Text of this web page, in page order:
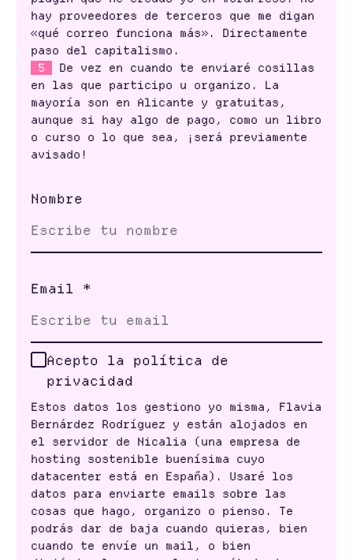
hay proveedores de terceros que me digan
«qué correo funciona más». Directamente
paso del capitalismo.
5
De vez en cuando te enviaré cosillas
en las que participo u organizo. La
mayoría son en Alicante y gratuitas,
aunque si hay algo de pago, como un libro
o curso o lo que sea, ¡será previamente
avisado!
Nombre
Email *
Acepto la política de
privacidad
Estos datos los gestiono yo misma, Flavia
Bernárdez Rodríguez y están alojados en
el servidor de Nicalia (una empresa de
hosting sostenible buenísima cuyo
datacenter está en España). Usaré los
datos para enviarte emails sobre las
cosas que hago, organizo o pienso. Te
podrás dar de baja cuando quieras, bien
cuando te envíe un mail, o bien